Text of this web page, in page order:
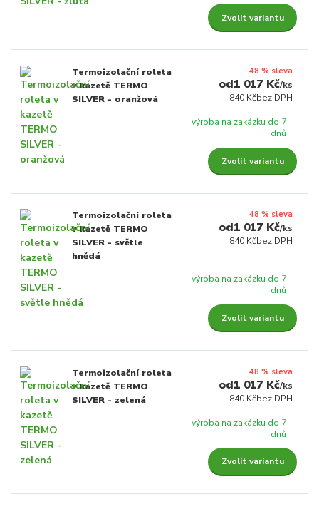
Zvolit variantu
Termoizolační roleta
v kazetě TERMO
SILVER - oranžová
48 % sleva
1 017 Kč/ks
840 Kčbez DPH
výroba na zakázku do 7
dnů
Zvolit variantu
Termoizolační roleta
v kazetě TERMO
SILVER - světle
hnědá
48 % sleva
1 017 Kč/ks
840 Kčbez DPH
výroba na zakázku do 7
dnů
Zvolit variantu
Termoizolační roleta
v kazetě TERMO
SILVER - zelená
48 % sleva
1 017 Kč/ks
840 Kčbez DPH
výroba na zakázku do 7
dnů
Zvolit variantu